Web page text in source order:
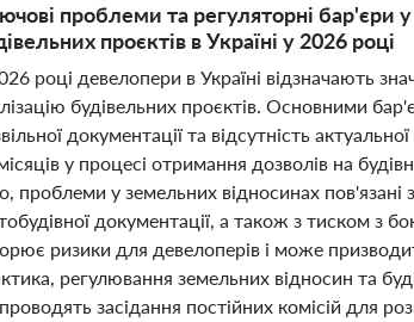
проблеми та регуляторні бар'єри
проєктів в Україні у 2026 році
році девелопери в Україні відзначають
будівельних проєктів. Основними
документації та відсутність
у процесі отримання дозволів на
проблеми у земельних відносинах
документації, а також з тиском з
ризики для девелоперів і може
регулювання земельних відносин та
проводять засідання постійних комісій для